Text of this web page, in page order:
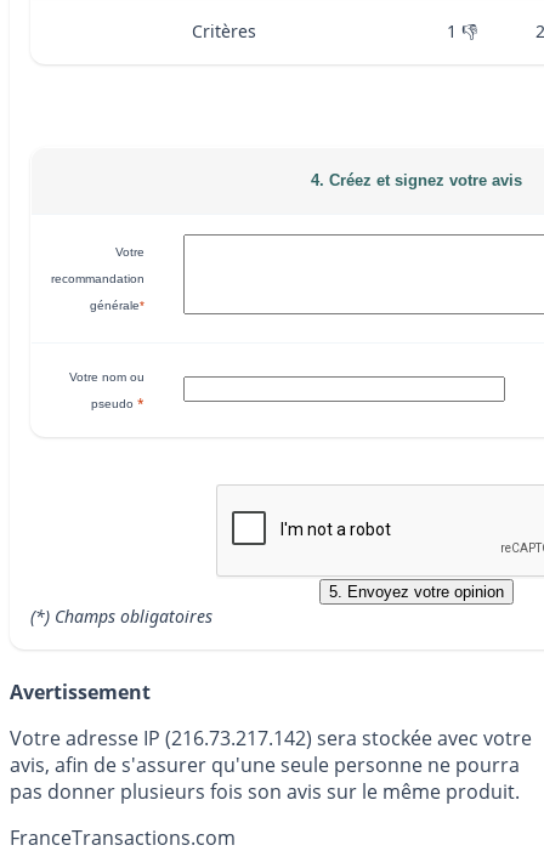
Critères 1 👎 2
4. Créez et signez votre avis
Votre
recommandation
générale*
Votre nom ou
pseudo *
(*) Champs obligatoires
Avertissement
Votre adresse IP (216.73.217.142) sera stockée avec votre
avis, afin de s'assurer qu'une seule personne ne pourra
pas donner plusieurs fois son avis sur le même produit.
FranceTransactions.com